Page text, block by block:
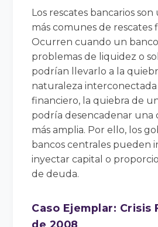
Los rescates bancarios
más comunes de rescates
Ocurren cuando un
problemas de liquidez o
podrían llevarlo a la
naturaleza interconectada
financiero, la quiebra de
podría desencadenar una
más amplia. Por ello, los
bancos centrales pueden
inyectar capital o
de deuda.
Caso Ejemplar: Crisis
de 2008